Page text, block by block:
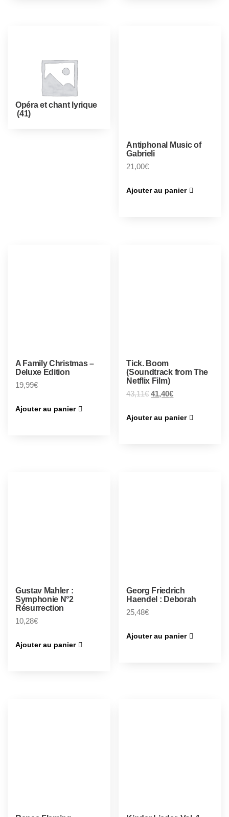
Opéra et chant lyrique
(41)
Antiphonal Music of
Gabrieli
21,00€
Ajouter au panier
A Family Christmas –
Deluxe Edition
19,99€
Ajouter au panier
Tick. Boom
(Soundtrack from The
Netflix Film)
43,11€ 41,40€
Ajouter au panier
Gustav Mahler :
Symphonie N°2
Résurrection
10,28€
Ajouter au panier
Georg Friedrich
Haendel : Deborah
25,48€
Ajouter au panier